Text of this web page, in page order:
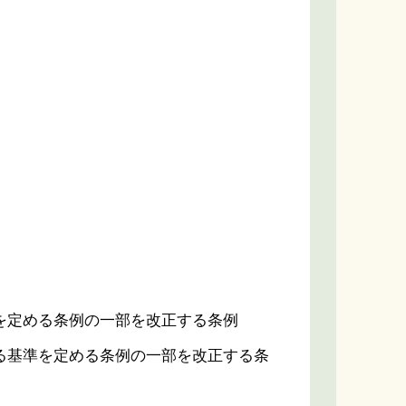
める条例の一部を改正する条例
準を定める条例の一部を改正する条